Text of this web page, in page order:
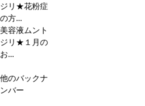
ジリ★花粉症
の方...
美容液ムント
ジリ★１月の
お...
他のバックナ
ンバー